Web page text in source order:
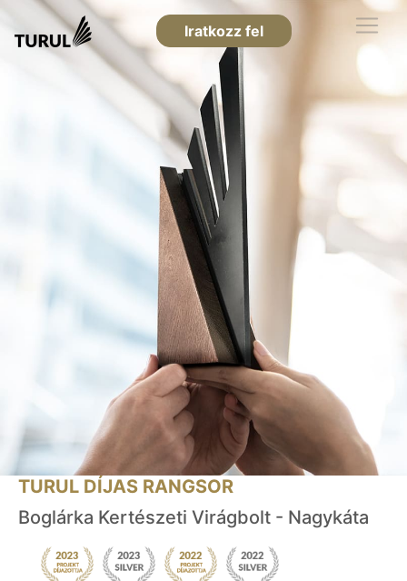
Iratkozz fel
TURUL DÍJAS RANGSOR
Boglárka Kertészeti Virágbolt - Nagykáta